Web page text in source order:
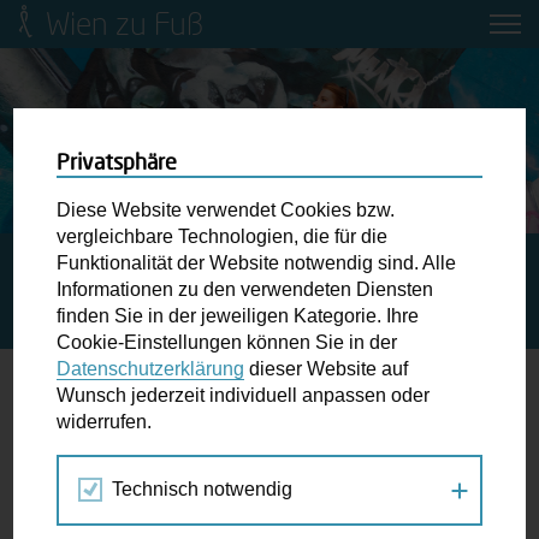
Wien zu Fuß
Mobilitätsbildung für Kinder und
Jugendliche
Ringstraße-Neugestaltung
Wiener Fußwegekarte
Newsletter abonnieren
Wunschbox
der Ampel ...
STARTSEITE
SPAZIERGANG KALENDER
SUPERTRAMPS-EXKLUSIVTOUREN AM „INTERNATIONALEN
TAG DER OBDACHLOSIGKEIT“
10.-10.
OKT
2017
Privatsphäre
Diese Website verwendet Cookies bzw.
vergleichbare Technologien, die für die
Funktionalität der Website notwendig sind. Alle
Informationen zu den verwendeten Diensten
finden Sie in der jeweiligen Kategorie. Ihre
Cookie-Einstellungen können Sie in der
Datenschutzerklärung dieser Website auf
Wunsch jederzeit individuell anpassen oder
widerrufen.
Technisch notwendig